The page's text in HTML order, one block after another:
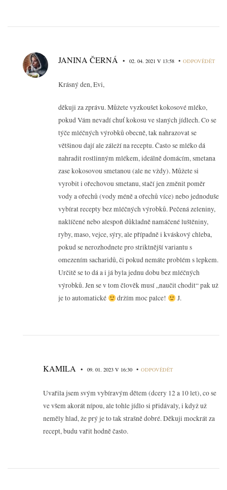
JANINA ČERNÁ • 02. 04. 2021 V 13:58 • ODPOVĚDĚT
Krásný den, Evi,
děkuji za zprávu. Můžete vyzkoušet kokosové mléko,
pokud Vám nevadí chuť kokosu ve slaných jídlech. Co se
týče mléčných výrobků obecně, tak nahrazovat se
většinou dají ale záleží na receptu. Často se mléko dá
nahradit rostlinným mlékem, ideálně domácím, smetana
zase kokosovou smetanou (ale ne vždy). Můžete si
vyrobit i ořechovou smetanu, stačí jen změnit poměr
vody a ořechů (vody méně a ořechů více) nebo jednoduše
vybírat recepty bez mléčných výrobků. Pečená zeleniny,
naklíčené nebo alespoň důkladně namáčené luštěniny,
ryby, maso, vejce, sýry, ale případně i kváskový chleba,
pokud se nerozhodnete pro striktnější variantu s
omezením sacharidů, či pokud nemáte problém s lepkem.
Určitě se to dá a i já byla jednu dobu bez mléčných
výrobků. Jen se v tom člověk musí „naučit chodit“ pak už
je to automatické
držím moc palce! J.
KAMILA • 09. 01. 2023 V 16:30 • ODPOVĚDĚT
Uvařila jsem svým vybíravým dětem (dcery 12 a 10 let), co se
ve všem akorát nípou, ale tohle jídlo si přidávaly, i když už
neměly hlad, že prý je to tak strašně dobré. Děkuji mockrát za
recept, budu vařit hodně často.